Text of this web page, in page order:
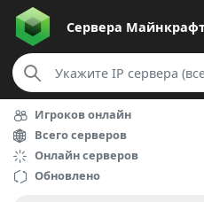
Сервера
Игроков онлайн
Всего серверов
Онлайн серверов
Обновлено